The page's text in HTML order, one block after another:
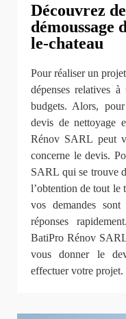
Découvrez
démoussage
le-chateau
Pour réaliser un
dépenses relatives
budgets. Alors,
devis de nettoyage
Rénov SARL peut
concerne le devis.
SARL qui se trouve
l’obtention de tout le
vos demandes
réponses
BatiPro Rénov
vous donner le
effectuer votre projet.